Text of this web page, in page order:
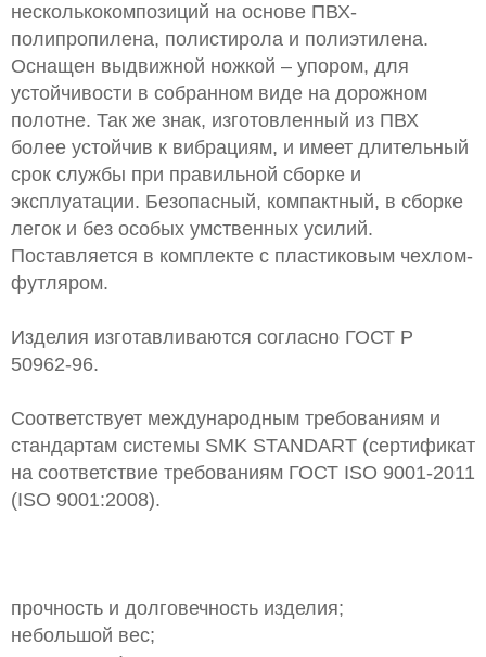
несколькокомпозиций на основе ПВХ-
полипропилена, полистирола и полиэтилена.
Оснащен выдвижной ножкой – упором, для
устойчивости в собранном виде на дорожном
полотне. Так же знак, изготовленный из ПВХ
более устойчив к вибрациям, и имеет длительный
срок службы при правильной сборке и
эксплуатации. Безопасный, компактный, в сборке
легок и без особых умственных усилий.
Поставляется в комплекте с пластиковым чехлом-
футляром.
Изделия изготавливаются согласно ГОСТ Р
50962-96.
Соответствует международным требованиям и
стандартам системы SMK STANDART (сертификат
на соответствие требованиям ГОСТ ISO 9001-2011
(ISO 9001:2008).
прочность и долговечность изделия;
небольшой вес;